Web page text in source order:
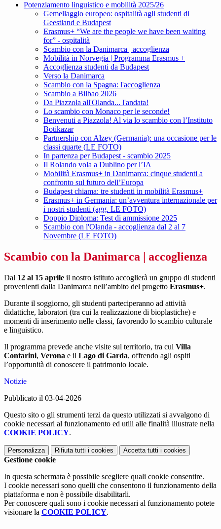
Potenziamento linguistico e mobilità 2025/26
Gemellaggio europeo: ospitalità agli studenti di
Geestland e Budapest
Erasmus+ “We are the people we have been waiting
for” - ospitalità
Scambio con la Danimarca | accoglienza
Mobilità in Norvegia | Programma Erasmus +
Accoglienza studenti da Budapest
Verso la Danimarca
Scambio con la Spagna: l'accoglienza
Scambio a Bilbao 2026
Da Piazzola all'Olanda... l'andata!
Lo scambio con Monaco per le seconde!
Benvenuti a Piazzola! Al via lo scambio con l’Instituto
Botikazar
Partnership con Alzey (Germania): una occasione per le
classi quarte (LE FOTO)
In partenza per Budapest - scambio 2025
Il Rolando vola a Dublino per l’IA
Mobilità Erasmus+ in Danimarca: cinque studenti a
confronto sul futuro dell’Europa
Budapest chiama: tre studenti in mobilità Erasmus+
Erasmus+ in Germania: un’avventura internazionale per
i nostri studenti (agg. LE FOTO)
Doppio Diploma: Test di ammissione 2025
Scambio con l'Olanda - accoglienza dal 2 al 7
Novembre (LE FOTO)
Scambio con la Danimarca | accoglienza
Dal 12 al 15 aprile il nostro istituto accoglierà un gruppo di studenti
provenienti dalla Danimarca nell’ambito del progetto Erasmus+.
Durante il soggiorno, gli studenti parteciperanno ad attività
didattiche, laboratori (tra cui la realizzazione di bioplastiche) e
momenti di inserimento nelle classi, favorendo lo scambio culturale
e linguistico.
Il programma prevede anche visite sul territorio, tra cui Villa
Contarini, Verona e il Lago di Garda, offrendo agli ospiti
l’opportunità di conoscere il patrimonio locale.
Notizie
Pubblicato il 03-04-2026
Questo sito o gli strumenti terzi da questo utilizzati si avvalgono di
cookie necessari al funzionamento ed utili alle finalità illustrate nella
COOKIE POLICY.
Personalizza Rifiuta tutti i cookies Accetta tutti i cookies
Gestione cookie
In questa schermata è possibile scegliere quali cookie consentire.
I cookie necessari sono quelli che consentono il funzionamento della
piattaforma e non è possibile disabilitarli.
Per conoscere quali sono i cookie necessari al funzionamento potete
visionare la COOKIE POLICY.